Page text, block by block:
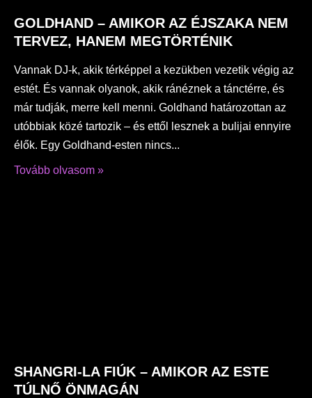
GOLDHAND – AMIKOR AZ ÉJSZAKA NEM
TERVEZ, HANEM MEGTÖRTÉNIK
Vannak DJ-k, akik térképpel a kezükben vezetik végig az
estét. És vannak olyanok, akik ránéznek a tánctérre, és
már tudják, merre kell menni. Goldhand határozottan az
utóbbiak közé tartozik – és ettől lesznek a bulijai ennyire
élők. Egy Goldhand-esten nincs
Tovább olvasom »
SHANGRI-LA FIÚK – AMIKOR AZ ESTE
TÚLNŐ ÖNMAGÁN